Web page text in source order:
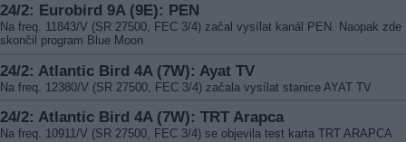
24/2: Eurobird 9A (9E): PEN
Na freq. 11843/V (SR 27500, FEC 3/4) začal vysílat kanál PEN. Naopak zde
skončil program Blue Moon
24/2: Atlantic Bird 4A (7W): Ayat TV
Na freq. 12380/V (SR 27500, FEC 3/4) začala vysílat stanice AYAT TV
24/2: Atlantic Bird 4A (7W): TRT Arapca
Na freq. 10911/V (SR 27500, FEC 3/4) se objevila test karta TRT ARAPCA